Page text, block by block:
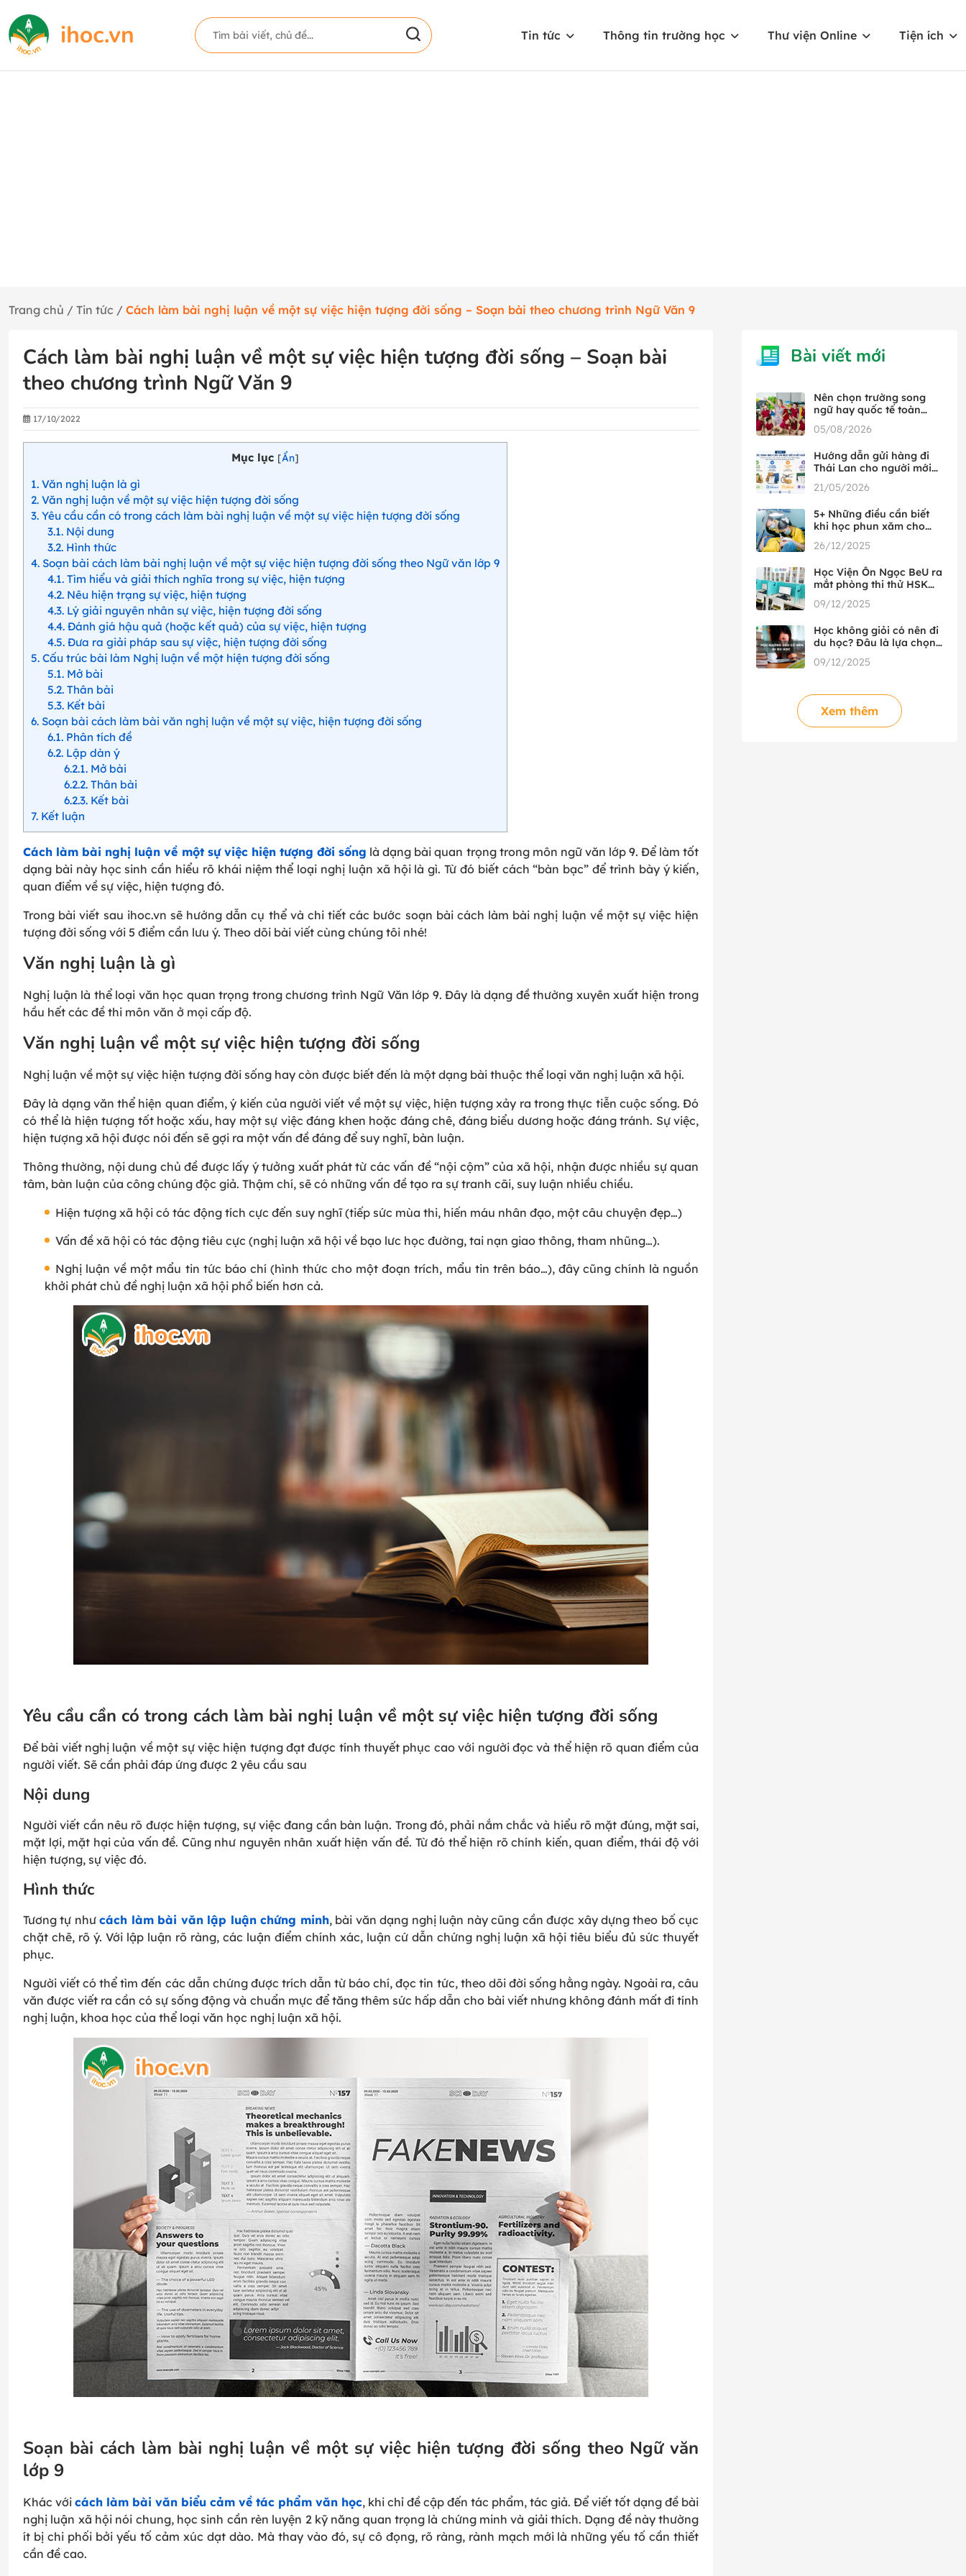
Tin tức Thông tin trường học Thư viện Online Tiện ích
Trang chủ / Tin tức / Cách làm bài nghị luận về một sự việc hiện tượng đời sống – Soạn bài theo chương trình Ngữ Văn 9
Cách làm bài nghị luận về một sự việc hiện tượng đời sống – Soạn bài
theo chương trình Ngữ Văn 9
17/10/2022
Mục lục [Ẩn]
1 Văn nghị luận là gì
2 Văn nghị luận về một sự việc hiện tượng đời sống
3 Yêu cầu cần có trong cách làm bài nghị luận về một sự việc hiện tượng đời sống
3.1Nội dung
3.2Hình thức
4 Soạn bài cách làm bài nghị luận về một sự việc hiện tượng đời sống theo Ngữ văn lớp 9
4.1Tìm hiểu và giải thích nghĩa trong sự việc, hiện tượng
4.2Nêu hiện trạng sự việc, hiện tượng
4.3Lý giải nguyên nhân sự việc, hiện tượng đời sống
4.4Đánh giá hậu quả (hoặc kết quả) của sự việc, hiện tượng
4.5Đưa ra giải pháp sau sự việc, hiện tượng đời sống
5 Cấu trúc bài làm Nghị luận về một hiện tượng đời sống
5.1Mở bài
5.2Thân bài
5.3Kết bài
6 Soạn bài cách làm bài văn nghị luận về một sự việc, hiện tượng đời sống
6.1Phân tích đề
6.2Lập dàn ý
6.2.1Mở bài
6.2.2Thân bài
6.2.3Kết bài
7 Kết luận
Cách làm bài nghị luận về một sự việc hiện tượng đời sống là dạng bài quan trọng trong môn ngữ văn lớp 9. Để làm tốt
dạng bài này học sinh cần hiểu rõ khái niệm thể loại nghị luận xã hội là gì. Từ đó biết cách “bàn bạc” để trình bày ý kiến,
quan điểm về sự việc, hiện tượng đó.
Trong bài viết sau ihoc.vn sẽ hướng dẫn cụ thể và chi tiết các bước soạn bài cách làm bài nghị luận về một sự việc hiện
tượng đời sống với 5 điểm cần lưu ý. Theo dõi bài viết cùng chúng tôi nhé!
Văn nghị luận là gì
Nghị luận là thể loại văn học quan trọng trong chương trình Ngữ Văn lớp 9. Đây là dạng đề thường xuyên xuất hiện trong
hầu hết các đề thi môn văn ở mọi cấp độ.
Văn nghị luận về một sự việc hiện tượng đời sống
Nghị luận về một sự việc hiện tượng đời sống hay còn được biết đến là một dạng bài thuộc thể loại văn nghị luận xã hội.
Đây là dạng văn thể hiện quan điểm, ý kiến của người viết về một sự việc, hiện tượng xảy ra trong thực tiễn cuộc sống. Đó
có thể là hiện tượng tốt hoặc xấu, hay một sự việc đáng khen hoặc đáng chê, đáng biểu dương hoặc đáng tránh. Sự việc,
hiện tượng xã hội được nói đến sẽ gợi ra một vấn đề đáng để suy nghĩ, bàn luận.
Thông thường, nội dung chủ đề được lấy ý tưởng xuất phát từ các vấn đề “nội cộm” của xã hội, nhận được nhiều sự quan
tâm, bàn luận của công chúng độc giả. Thậm chí, sẽ có những vấn đề tạo ra sự tranh cãi, suy luận nhiều chiều.
Hiện tượng xã hội có tác động tích cực đến suy nghĩ (tiếp sức mùa thi, hiến máu nhân đạo, một câu chuyện đẹp…)
Vấn đề xã hội có tác động tiêu cực (nghị luận xã hội về bạo lưc học đường, tai nạn giao thông, tham nhũng…).
Nghị luận về một mẩu tin tức báo chí (hình thức cho một đoạn trích, mẩu tin trên báo…), đây cũng chính là nguồn
khởi phát chủ đề nghị luận xã hội phổ biến hơn cả.
Yêu cầu cần có trong cách làm bài nghị luận về một sự việc hiện tượng đời sống
Để bài viết nghị luận về một sự việc hiện tượng đạt được tính thuyết phục cao với người đọc và thể hiện rõ quan điểm của
người viết. Sẽ cần phải đáp ứng được 2 yêu cầu sau
Nội dung
Người viết cần nêu rõ được hiện tượng, sự việc đang cần bàn luận. Trong đó, phải nắm chắc và hiểu rõ mặt đúng, mặt sai,
mặt lợi, mặt hại của vấn đề. Cũng như nguyên nhân xuất hiện vấn đề. Từ đó thể hiện rõ chính kiến, quan điểm, thái độ với
hiện tượng, sự việc đó.
Hình thức
Tương tự nhưcách làm bài văn lập luận chứng minh, bài văn dạng nghị luận này cũng cần được xây dựng theo bố cục
chặt chẽ, rõ ý. Với lập luận rõ ràng, các luận điểm chính xác, luận cứ dẫn chứng nghị luận xã hội tiêu biểu đủ sức thuyết
phục.
Người viết có thể tìm đến các dẫn chứng được trích dẫn từ báo chí, đọc tin tức, theo dõi đời sống hằng ngày. Ngoài ra, câu
văn được viết ra cần có sự sống động và chuẩn mực để tăng thêm sức hấp dẫn cho bài viết nhưng không đánh mất đi tính
nghị luận, khoa học của thể loại văn học nghị luận xã hội.
Soạn bài cách làm bài nghị luận về một sự việc hiện tượng đời sống theo Ngữ văn
lớp 9
Khác vớicách làm bài văn biểu cảm về tác phẩm văn học, khi chỉ đề cập đến tác phẩm, tác giả. Để viết tốt dạng đề bài
nghị luận xã hội nói chung, học sinh cần rèn luyện 2 kỹ năng quan trọng là chứng minh và giải thích. Dạng đề này thường
ít bị chi phối bởi yếu tố cảm xúc dạt dào. Mà thay vào đó, sự cô đọng, rõ ràng, rành mạch mới là những yếu tố cần thiết
cần đề cao.
Bài viết mới
Nên chọn trường song
ngữ hay quốc tế toàn
05/08/2026
Hướng dẫn gửi hàng đi
Thái Lan cho người mới
21/05/2026
5+ Những điều cần biết
khi học phun xăm cho
26/12/2025
Học Viện Ôn Ngọc BeU ra
mắt phòng thi thử HSK
hợp tác cùng HSK Mock
09/12/2025
Học không giỏi có nên đi
du học? Đâu là lựa chọn
09/12/2025
Xem thêm